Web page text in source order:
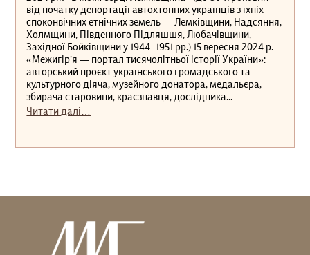
від початку депортації автохтонних українців з їхніх
споконвічних етнічних земель — Лемківщини, Надсяння,
Холмщини, Південного Підляшшя, Любачівщини,
Західної Бойківщини у 1944‒1951 рр.) 15 вересня 2024 р.
«Межигір’я — портал тисячолітньої історії України»:
авторський проєкт українського громадського та
культурного діяча, музейного донатора, медальєра,
збирача старовини, краєзнавця, дослідника...
Читати далі…